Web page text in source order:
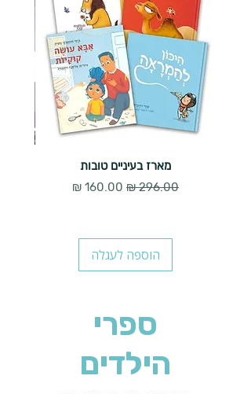
מארז בעיניים טובות
מחיר רגיל
מחיר מבצע
הוספה לעגלה
ספרי
הילדים